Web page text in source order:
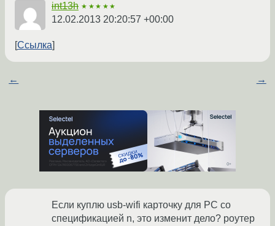
int13h ★★★★★
12.02.2013 20:20:57 +00:00
Ссылка
← →
Если куплю usb-wifi карточку для PC со
спецификацией n, это изменит дело? роутер